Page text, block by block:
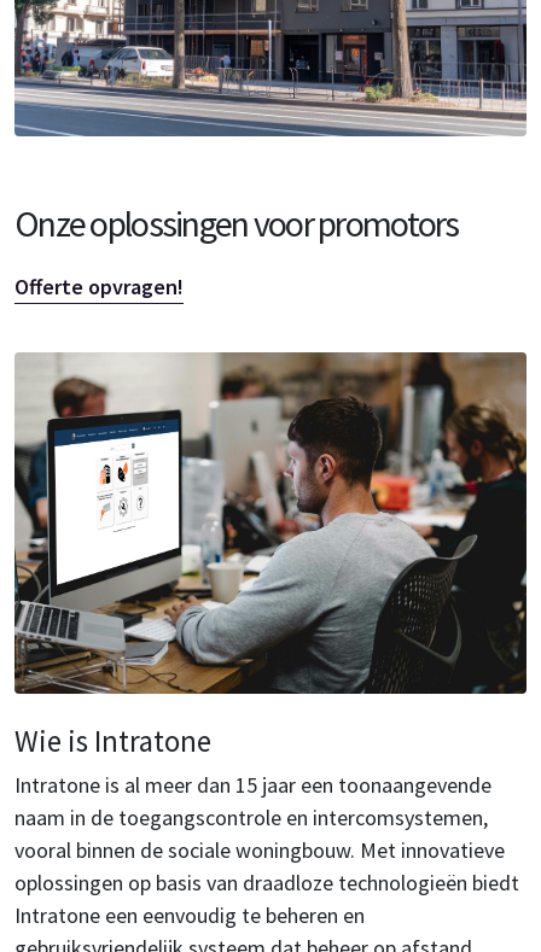
Onze oplossingen voor promotors
Offerte opvragen!
Wie is Intratone
Intratone is al meer dan 15 jaar een toonaangevende
naam in de toegangscontrole en intercomsystemen,
vooral binnen de sociale woningbouw. Met innovatieve
oplossingen op basis van draadloze technologieën biedt
Intratone een eenvoudig te beheren en